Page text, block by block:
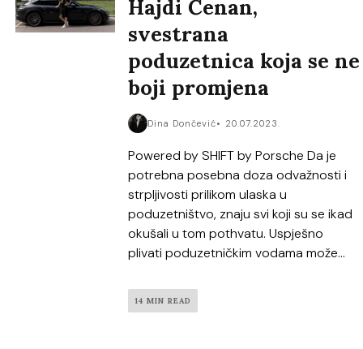
Hajdi Ćenan,
svestrana
poduzetnica koja se ne
boji promjena
Dina Dončević 20.07.2023.
Powered by SHIFT by Porsche Da je
potrebna posebna doza odvažnosti i
strpljivosti prilikom ulaska u
poduzetništvo, znaju svi koji su se ikad
okušali u tom pothvatu. Uspješno
plivati poduzetničkim vodama može...
14 MIN READ